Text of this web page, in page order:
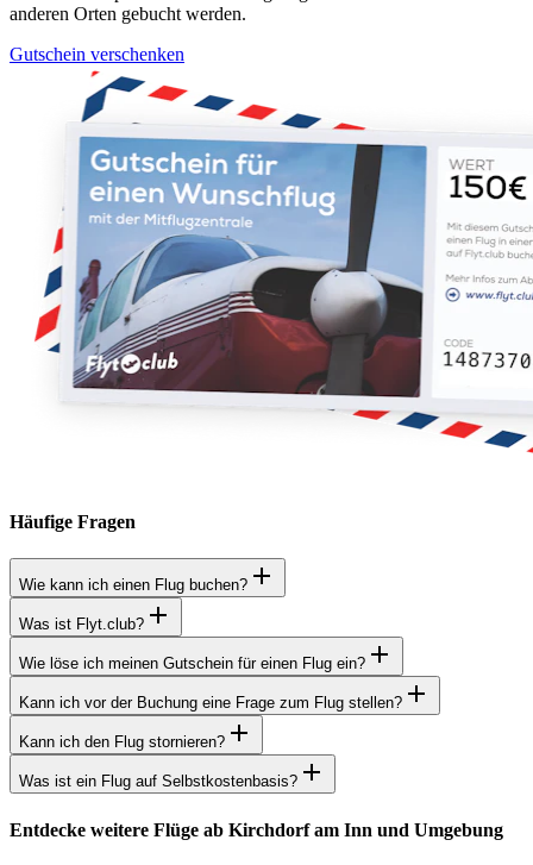
anderen Orten gebucht werden.
Gutschein verschenken
Häufige Fragen
Wie kann ich einen Flug buchen?
Was ist Flyt.club?
Wie löse ich meinen Gutschein für einen Flug ein?
Kann ich vor der Buchung eine Frage zum Flug stellen?
Kann ich den Flug stornieren?
Was ist ein Flug auf Selbstkostenbasis?
Entdecke weitere Flüge ab Kirchdorf am Inn und Umgebung